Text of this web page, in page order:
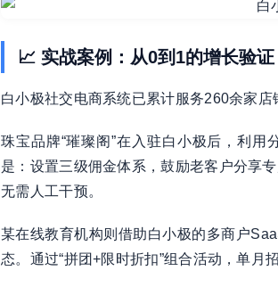
📈 实战案例：从0到1的增长验证
白小极社交电商系统已累计服务260余家店
珠宝品牌“璀璨阁”在入驻白小极后，利
是：设置三级佣金体系，鼓励老客户分享
无需人工干预。
某在线教育机构则借助白小极的多商户
态。通过“拼团+限时折扣”组合活动，单月